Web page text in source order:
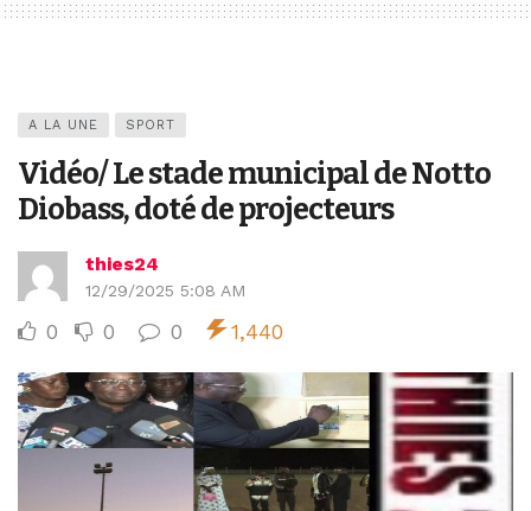
A LA UNE SPORT
Vidéo/ Le stade municipal de Notto
Diobass, doté de projecteurs
thies24
12/29/2025 5:08 AM
0 0 0 1,440